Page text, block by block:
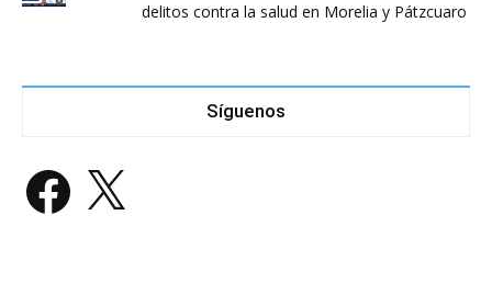
delitos contra la salud en Morelia y Pátzcuaro
Síguenos
Facebook